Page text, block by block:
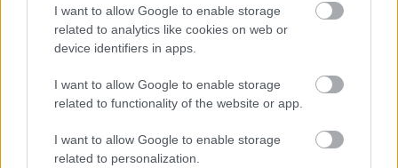
I want to allow Google to enable storage
related to analytics like cookies on web or
device identifiers in apps.
I want to allow Google to enable storage
related to functionality of the website or app.
I want to allow Google to enable storage
related to personalization.
- Szívesen játszanék el egyszer egy nagyon gonosz
szerepet, példáulJagót.
- A DBU-ban több rendezővel dolgozhatott,
Florin Gabriel Ionescu és az osztrák Verena Koch
két külön világból jött Szekszárdra.
- A két megközelítés különbözik, de a sokrétűség
ötvözete adja az összképet.Florinalig beszél